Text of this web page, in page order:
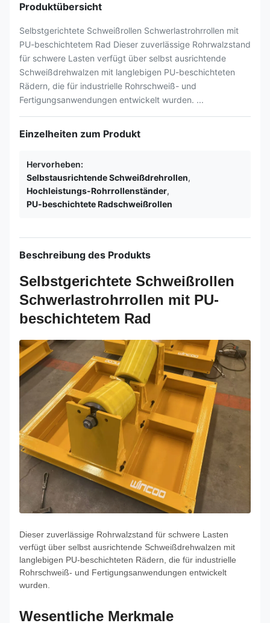
Produktübersicht
Selbstgerichtete Schweißrollen Schwerlastrohrrollen mit
PU-beschichtetem Rad Dieser zuverlässige Rohrwalzstand
für schwere Lasten verfügt über selbst ausrichtende
Schweißdrehwalzen mit langlebigen PU-beschichteten
Rädern, die für industrielle Rohrschweiß- und
Fertigungsanwendungen entwickelt wurden. ...
Einzelheiten zum Produkt
Hervorheben:
Selbstausrichtende Schweißdrehrollen,
Hochleistungs-Rohrrollenständer,
PU-beschichtete Radschweißrollen
Beschreibung des Produkts
Selbstgerichtete Schweißrollen
Schwerlastrohrrollen mit PU-
beschichtetem Rad
Dieser zuverlässige Rohrwalzstand für schwere Lasten
verfügt über selbst ausrichtende Schweißdrehwalzen mit
langlebigen PU-beschichteten Rädern, die für industrielle
Rohrschweiß- und Fertigungsanwendungen entwickelt
wurden.
Wesentliche Merkmale